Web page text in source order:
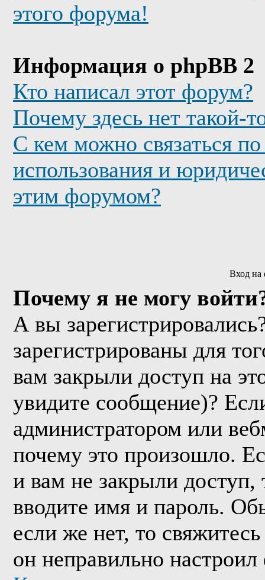
этого форума!
Информация о phpBB 2
Кто написал этот форум?
Почему здесь нет такой-
С кем можно связаться
использования и
этим форумом?
Вход на
Почему я не могу
А вы
зарегистрированы для
вам закрыли доступ на
увидите сообщение)?
администратором или
почему это произошло.
и вам не закрыли доступ,
вводите имя и пароль.
если же нет, то
он неправильно